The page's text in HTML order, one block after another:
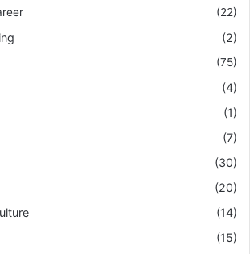
(22)
(2)
(75)
(4)
(1)
(7)
(30)
(20)
(14)
(15)